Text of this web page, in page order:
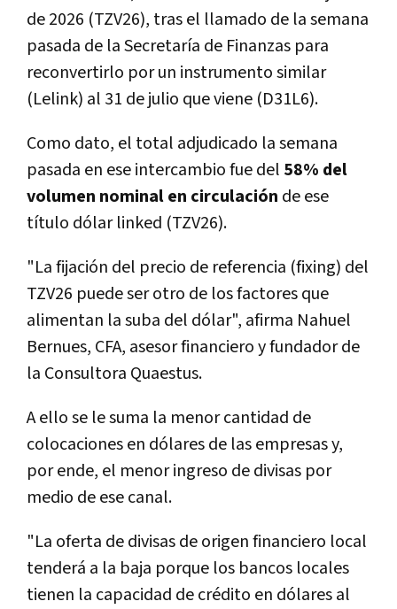
de 2026 (TZV26), tras el llamado de la semana
pasada de la Secretaría de Finanzas para
reconvertirlo por un instrumento similar
(Lelink) al 31 de julio que viene (D31L6).
Como dato, el total adjudicado la semana
pasada en ese intercambio fue del 58% del
volumen nominal en circulación de ese
título dólar linked (TZV26).
"La fijación del precio de referencia (fixing) del
TZV26 puede ser otro de los factores que
alimentan la suba del dólar", afirma Nahuel
Bernues, CFA, asesor financiero y fundador de
la Consultora Quaestus.
A ello se le suma la menor cantidad de
colocaciones en dólares de las empresas y,
por ende, el menor ingreso de divisas por
medio de ese canal.
"La oferta de divisas de origen financiero local
tenderá a la baja porque los bancos locales
tienen la capacidad de crédito en dólares al